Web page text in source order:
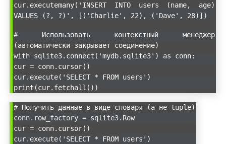
cur.executemany('INSERT INTO users (name, age)
VALUES (?, ?)', [('Charlie', 22), ('Dave', 28)])
# Использовать контекстный менеджер
(автоматически закрывает соединение)
with sqlite3.connect('mydb.sqlite3') as conn:
cur = conn.cursor()
cur.execute('SELECT * FROM users')
print(cur.fetchall())
# Получить данные в виде словаря (а не tuple)
conn.row_factory = sqlite3.Row
cur = conn.cursor()
cur.execute('SELECT * FROM users')